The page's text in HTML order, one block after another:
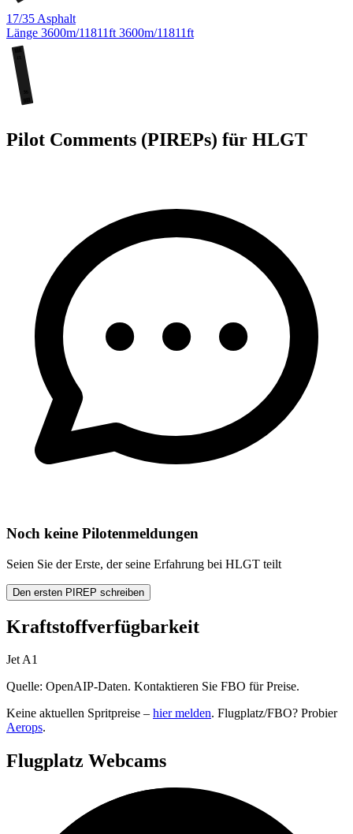
17/35 Asphalt
Länge 3600m/11811ft 3600m/11811ft
Pilot Comments (PIREPs) für HLGT
Noch keine Pilotenmeldungen
Seien Sie der Erste, der seine Erfahrung bei HLGT teilt
Den ersten PIREP schreiben
Kraftstoffverfügbarkeit
Jet A1
Quelle: OpenAIP-Daten. Kontaktieren Sie FBO für Preise.
Keine aktuellen Spritpreise – hier melden. Flugplatz/FBO? Probier
Aerops.
Flugplatz Webcams